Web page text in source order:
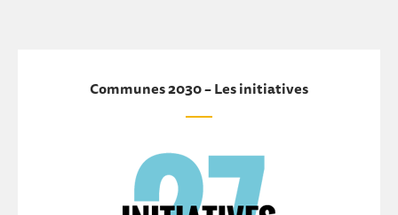
Communes 2030 – Les initiatives
Communes 2030 – Les initiatives